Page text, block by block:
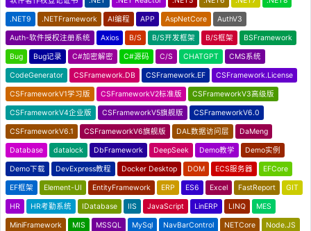
.NET9 .NETFramework AI编程 APP AspNetCore AuthV3
Auth-软件授权注册系统 Axios B/S B/S开发框架 B/S框架 BSFramework
Bug Bug记录 C#加密解密 C#源码 C/S CHATGPT CMS系统
CodeGenerator CSFramework.DB CSFramework.EF CSFramework.License
CSFrameworkV1学习版 CSFrameworkV2标准版 CSFrameworkV3高级版
CSFrameworkV4企业版 CSFrameworkV5旗舰版 CSFrameworkV6.0
CSFrameworkV6.1 CSFrameworkV6旗舰版 DAL数据访问层 DaMeng
Database datalock DbFramework DeepSeek Demo教学 Demo实例
Demo下载 DevExpress教程 Docker Desktop DOM ECS服务器 EFCore
EF框架 Element-UI EntityFramework ERP ES6 Excel FastReport GIT
HR HR考勤系统 IDatabase IIS JavaScript LinERP LINQ MES
MiniFramework MIS MSSQL MySql NavBarControl NETCore Node.JS